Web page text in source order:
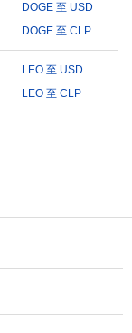
DOGE 至 USD
DOGE 至 CLP
LEO 至 USD
LEO 至 CLP